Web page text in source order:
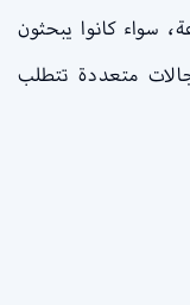
سواء كانوا يبحثون
متعددة تتطلب